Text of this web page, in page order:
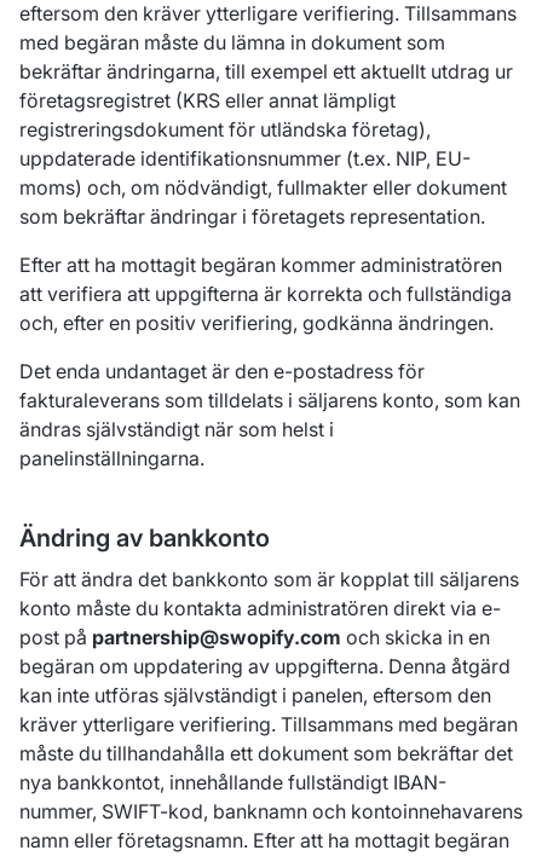
eftersom den kräver ytterligare verifiering. Tillsammans
med begäran måste du lämna in dokument som
bekräftar ändringarna, till exempel ett aktuellt utdrag ur
företagsregistret (KRS eller annat lämpligt
registreringsdokument för utländska företag),
uppdaterade identifikationsnummer (t.ex. NIP, EU-
moms) och, om nödvändigt, fullmakter eller dokument
som bekräftar ändringar i företagets representation.
Efter att ha mottagit begäran kommer administratören
att verifiera att uppgifterna är korrekta och fullständiga
och, efter en positiv verifiering, godkänna ändringen.
Det enda undantaget är den e-postadress för
fakturaleverans som tilldelats i säljarens konto, som kan
ändras självständigt när som helst i
panelinställningarna.
Ändring av bankkonto
För att ändra det bankkonto som är kopplat till säljarens
konto måste du kontakta administratören direkt via e-
post på partnership@swopify.com och skicka in en
begäran om uppdatering av uppgifterna. Denna åtgärd
kan inte utföras självständigt i panelen, eftersom den
kräver ytterligare verifiering. Tillsammans med begäran
måste du tillhandahålla ett dokument som bekräftar det
nya bankkontot, innehållande fullständigt IBAN-
nummer, SWIFT-kod, banknamn och kontoinnehavarens
namn eller företagsnamn. Efter att ha mottagit begäran